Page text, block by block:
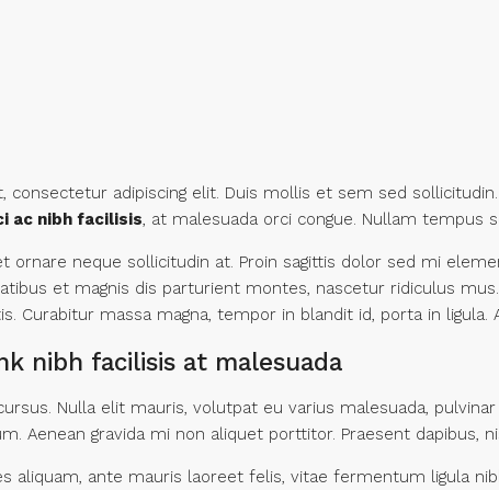
adipiscing elit. Duis mollis et sem sed
ac nibh facilisis, at malesuada orci congue. Nullam tempus
ornare neque sollicitudin at. Proin sagittis dolor sed mi
et magnis dis parturient montes, nascetur ridiculus
Curabitur massa magna, tempor in blandit id, porta in
nibh facilisis at malesuada
Nulla elit mauris, volutpat eu varius malesuada,
Aenean gravida mi non aliquet porttitor. Praesent
aliquam, ante mauris laoreet felis, vitae fermentum ligula